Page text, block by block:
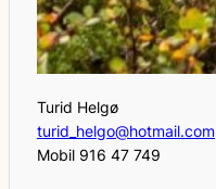
Turid Helgø
turid_helgo@hotmail.com
Mobil 916 47 749